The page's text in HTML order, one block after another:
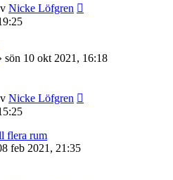
Nicke Löfgren
sön 10 okt 2021, 16:18
Nicke Löfgren
flera rum
feb 2021, 21:35